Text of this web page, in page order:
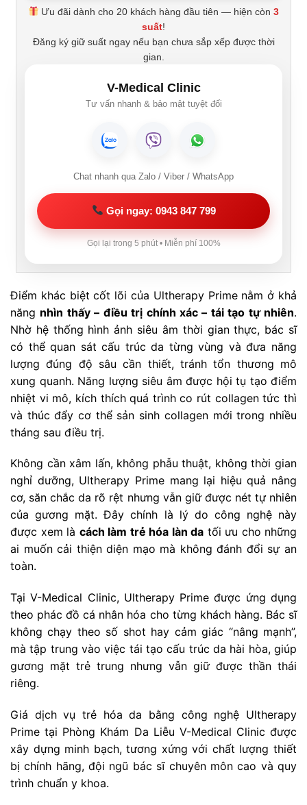
Ưu đãi dành cho 20 khách hàng đầu tiên — hiện còn3
suất!
Đăng ký giữ suất ngay nếu bạn chưa sắp xếp được thời
gian.
V-Medical Clinic
Tư vấn nhanh & bảo mật tuyệt đối
Chat nhanh qua Zalo / Viber / WhatsApp
Gọi ngay: 0943 847 799
Gọi lại trong 5 phút • Miễn phí 100%
Điểm khác biệt cốt lõi của Ultherapy Prime nằm ở khả
năng nhìn thấy – điều trị chính xác – tái tạo tự nhiên.
Nhờ hệ thống hình ảnh siêu âm thời gian thực, bác sĩ
có thể quan sát cấu trúc da từng vùng và đưa năng
lượng đúng độ sâu cần thiết, tránh tổn thương mô
xung quanh. Năng lượng siêu âm được hội tụ tạo điểm
nhiệt vi mô, kích thích quá trình co rút collagen tức thì
và thúc đẩy cơ thể sản sinh collagen mới trong nhiều
tháng sau điều trị.
Không cần xâm lấn, không phẫu thuật, không thời gian
nghỉ dưỡng, Ultherapy Prime mang lại hiệu quả nâng
cơ, săn chắc da rõ rệt nhưng vẫn giữ được nét tự nhiên
của gương mặt. Đây chính là lý do công nghệ này
được xem là cách làm trẻ hóa làn da tối ưu cho những
ai muốn cải thiện diện mạo mà không đánh đổi sự an
toàn.
Tại V-Medical Clinic, Ultherapy Prime được ứng dụng
theo phác đồ cá nhân hóa cho từng khách hàng. Bác sĩ
không chạy theo số shot hay cảm giác “nâng mạnh”,
mà tập trung vào việc tái tạo cấu trúc da hài hòa, giúp
gương mặt trẻ trung nhưng vẫn giữ được thần thái
riêng.
Giá dịch vụ trẻ hóa da bằng công nghệ Ultherapy
Prime tại Phòng Khám Da Liễu V-Medical Clinic được
xây dựng minh bạch, tương xứng với chất lượng thiết
bị chính hãng, đội ngũ bác sĩ chuyên môn cao và quy
trình chuẩn y khoa.